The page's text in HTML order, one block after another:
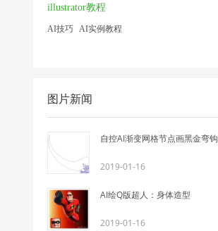
illustrator教程
AI技巧 AI实例教程
图片新闻
自控AI渐变网格节点画黑金弯钩
2019-01-16
AI绘Q版超人：身体造型
2019-01-16